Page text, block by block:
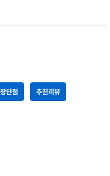
장단점 추천리뷰